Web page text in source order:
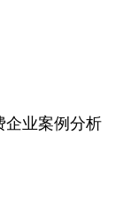
企业案例分析